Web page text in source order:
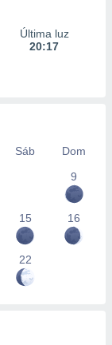
Última luz
20:17
Sáb
Dom
9
15 16
22